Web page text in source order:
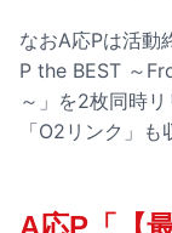
なおA応Pは活動
P the BEST ～
～」を2枚同時
「O2リンク」も
A応P「【